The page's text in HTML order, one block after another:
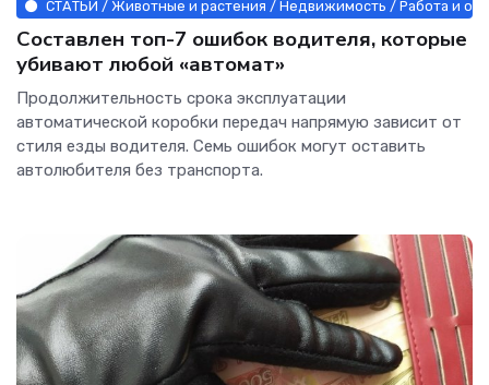
СТАТЬИ / Животные и растения / Недвижимость / Работа и
Составлен топ-7 ошибок водителя, которые
убивают любой «автомат»
Продолжительность срока эксплуатации
автоматической коробки передач напрямую зависит от
стиля езды водителя. Семь ошибок могут оставить
автолюбителя без транспорта.